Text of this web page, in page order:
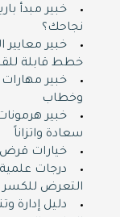
نجاحك؟
خطط قابلة
خبير
وخطاب
خبير
سعادة واتزاناً
خيارات قرض
درجات
التعرض للكسر
دليل إدارة